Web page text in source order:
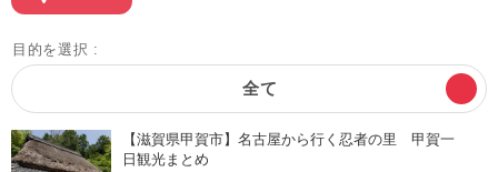
目的を選択 :
全て
【滋賀県甲賀市】名古屋から行く忍者の里 甲賀一
日観光まとめ